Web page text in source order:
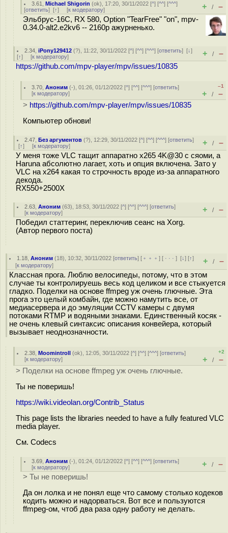
3.61 ,Michael Shigorin (ok), 17:20, 30/11/2022 [^] [^^] [^^^]
[ответить] [↑] [к модератору] + / –
Эльбрус-16С, RX 580, Option "TearFree" "on", mpv-
0.34.0-alt2.e2kv6 -- 2160p ажурненько.
2.34 ,iPony129412 (?), 11:22, 30/11/2022 [^] [^^] [^^^] [ответить][↓]
[↑] [к модератору] + / –
https://github.com/mpv-player/mpv/issues/10835
3.70 ,Аноним (-), 01:26, 01/12/2022 [^] [^^] [^^^] [ответить]
[к модератору]
–1
+ / –
> https://github.com/mpv-player/mpv/issues/10835
Компьютер обнови!
2.47 ,Без аргументов (?), 12:29, 30/11/2022 [^] [^^] [^^^] [ответить]
[↑] [к модератору] + / –
У меня тоже VLC тащит аппаратно x265 4K@30 с сяоми, а
Haruna абсолютно лагает, хоть и опция включена. Зато у
VLC на x264 какая то строчность вроде из-за аппаратного
декода.
RX550+2500X
2.63 ,Аноним (63), 18:53, 30/11/2022 [^] [^^] [^^^] [ответить]
[к модератору] + / –
Победил статтеринг, переключив сеанс на Xorg.
(Автор первого поста)
1.18 ,Аноним (18), 10:32, 30/11/2022 [ответить] [ ﹢﹢﹢] [ · · ·][↓] [↑]
[к модератору] + / –
Классная прога. Люблю велосипеды, потому, что в этом
случае ты контролируешь весь код целиком и все стыкуется
гладко. Поделки на основе ffmpeg уж очень глючные. Эта
прога это целый комбайн, где можно намутить все, от
медиасервера и до эмуляции CCTV камеры с двумя
потоками RTMP и водяными знаками. Единственный косяк -
не очень клевый синтаксис описания конвейера, который
вызывает неоднозначности.
2.38 ,Moomintroll (ok), 12:05, 30/11/2022 [^] [^^] [^^^] [ответить]
[к модератору]
+2
+ / –
> Поделки на основе ffmpeg уж очень глючные.
Ты не поверишь!
https://wiki.videolan.org/Contrib_Status
This page lists the libraries needed to have a fully featured VLC
media player.
См. Codecs
3.69 ,Аноним (-), 01:24, 01/12/2022 [^] [^^] [^^^] [ответить]
[к модератору] + / –
> Ты не поверишь!
Да он лолка и не понял еще что самому столько кодеков
кодить можно и надорваться. Вот все и пользуются
ffmpeg-ом, чтоб два раза одну работу не делать.